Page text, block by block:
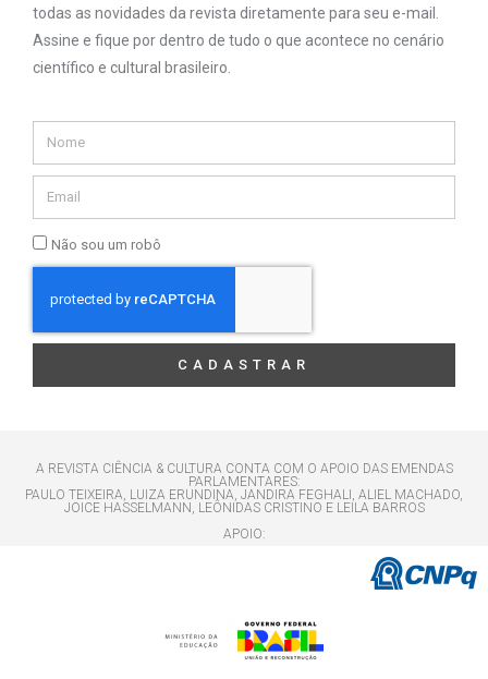
todas as novidades da revista diretamente para seu e-mail.
Assine e fique por dentro de tudo o que acontece no cenário
científico e cultural brasileiro.
Não sou um robô
CADASTRAR
A REVISTA CIÊNCIA & CULTURA CONTA COM O APOIO DAS EMENDAS
PARLAMENTARES:
PAULO TEIXEIRA, LUIZA ERUNDINA, JANDIRA FEGHALI, ALIEL MACHADO,
JOICE HASSELMANN, LEÔNIDAS CRISTINO E LEILA BARROS
APOIO: